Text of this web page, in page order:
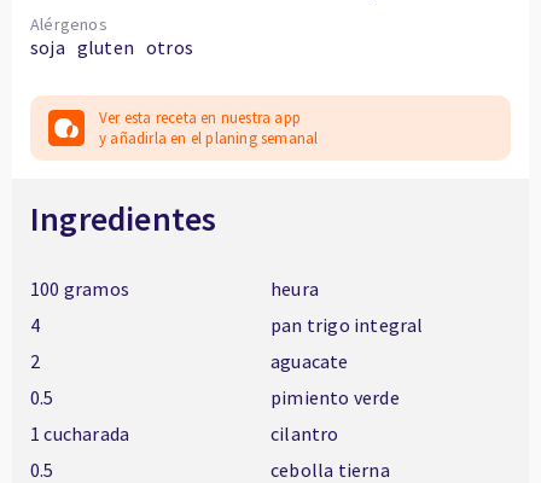
Alérgenos
soja gluten otros
Ver esta receta en nuestra app
y añadirla en el planing semanal
Ingredientes
100 gramos
heura
4
pan trigo integral
2
aguacate
0.5
pimiento verde
1 cucharada
cilantro
0.5
cebolla tierna